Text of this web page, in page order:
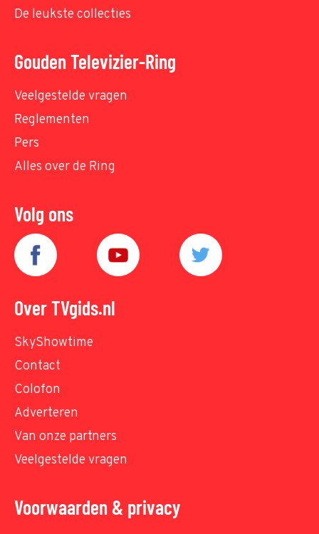
De leukste collecties
Gouden Televizier-Ring
Veelgestelde vragen
Reglementen
Pers
Alles over de Ring
Volg ons
Over TVgids.nl
SkyShowtime
Contact
Colofon
Adverteren
Van onze partners
Veelgestelde vragen
Voorwaarden & privacy